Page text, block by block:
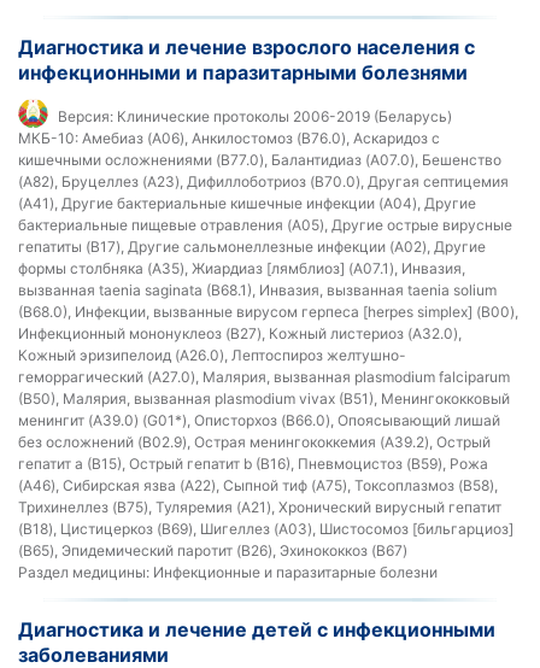
Диагностика и лечение взрослого населения с
инфекционными и паразитарными болезнями
Версия: Клинические протоколы 2006-2019 (Беларусь)
МКБ-10: Амебиаз (A06), Анкилостомоз (B76.0), Аскаридоз с
кишечными осложнениями (B77.0), Балантидиаз (A07.0), Бешенство
(A82), Бруцеллез (A23), Дифиллоботриоз (B70.0), Другая септицемия
(A41), Другие бактериальные кишечные инфекции (A04), Другие
бактериальные пищевые отравления (A05), Другие острые вирусные
гепатиты (B17), Другие сальмонеллезные инфекции (A02), Другие
формы столбняка (A35), Жиардиаз [лямблиоз] (A07.1), Инвазия,
вызванная taenia saginata (B68.1), Инвазия, вызванная taenia solium
(B68.0), Инфекции, вызванные вирусом герпеса [herpes simplex] (B00),
Инфекционный мононуклеоз (B27), Кожный листериоз (A32.0),
Кожный эризипелоид (A26.0), Лептоспироз желтушно-
геморрагический (A27.0), Малярия, вызванная plasmodium falciparum
(B50), Малярия, вызванная plasmodium vivax (B51), Менингококковый
менингит (A39.0) (G01*), Описторхоз (B66.0), Опоясывающий лишай
без осложнений (B02.9), Острая менингококкемия (A39.2), Острый
гепатит a (B15), Острый гепатит b (B16), Пневмоцистоз (B59), Рожа
(A46), Сибирская язва (A22), Сыпной тиф (A75), Токсоплазмоз (B58),
Трихинеллез (B75), Туляремия (A21), Хронический вирусный гепатит
(B18), Цистицеркоз (B69), Шигеллез (A03), Шистосомоз [бильгарциоз]
(B65), Эпидемический паротит (B26), Эхинококкоз (B67)
Раздел медицины: Инфекционные и паразитарные болезни
Диагностика и лечение детей с инфекционными
заболеваниями